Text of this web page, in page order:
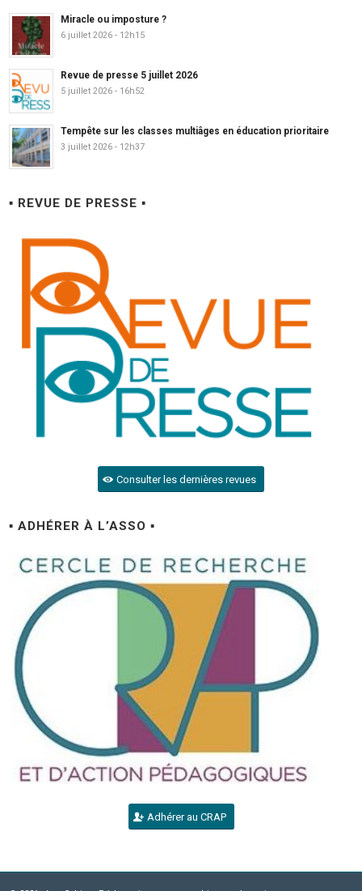
Miracle ou imposture ?
6 juillet 2026 - 12h15
Revue de presse 5 juillet 2026
5 juillet 2026 - 16h52
Tempête sur les classes multiâges en éducation prioritaire
3 juillet 2026 - 12h37
▪ REVUE DE PRESSE ▪
Consulter les dernières revues
▪ ADHÉRER À L’ASSO ▪
Adhérer au CRAP